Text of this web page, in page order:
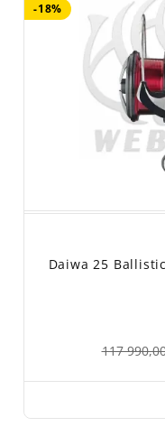
-18%
Daiwa 25
117